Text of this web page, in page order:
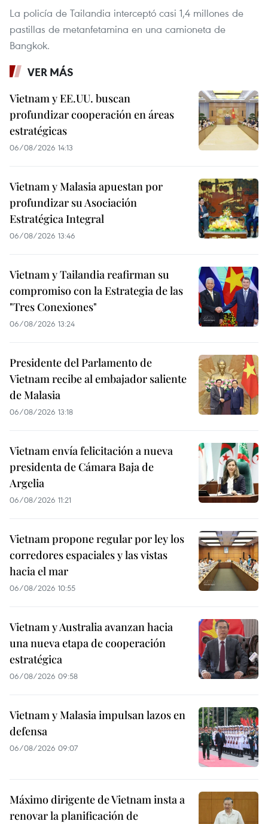
La policía de Tailandia interceptó casi 1,4 millones de
pastillas de metanfetamina en una camioneta de
Bangkok.
VER MÁS
Vietnam y EE.UU. buscan
profundizar cooperación en áreas
estratégicas
06/08/2026 14:13
Vietnam y Malasia apuestan por
profundizar su Asociación
Estratégica Integral
06/08/2026 13:46
Vietnam y Tailandia reafirman su
compromiso con la Estrategia de las
"Tres Conexiones"
06/08/2026 13:24
Presidente del Parlamento de
Vietnam recibe al embajador saliente
de Malasia
06/08/2026 13:18
Vietnam envía felicitación a nueva
presidenta de Cámara Baja de
Argelia
06/08/2026 11:21
Vietnam propone regular por ley los
corredores espaciales y las vistas
hacia el mar
06/08/2026 10:55
Vietnam y Australia avanzan hacia
una nueva etapa de cooperación
estratégica
06/08/2026 09:58
Vietnam y Malasia impulsan lazos en
defensa
06/08/2026 09:07
Máximo dirigente de Vietnam insta a
renovar la planificación de